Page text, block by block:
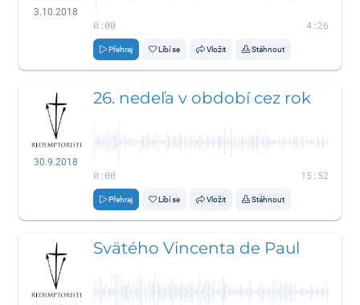
3.10.2018
0:00 4:26
Přehraj Líbí se Vložit Stáhnout
30.9.2018
26. nedeľa v období cez rok
0:00 15:52
Přehraj Líbí se Vložit Stáhnout
Svätého Vincenta de Paul